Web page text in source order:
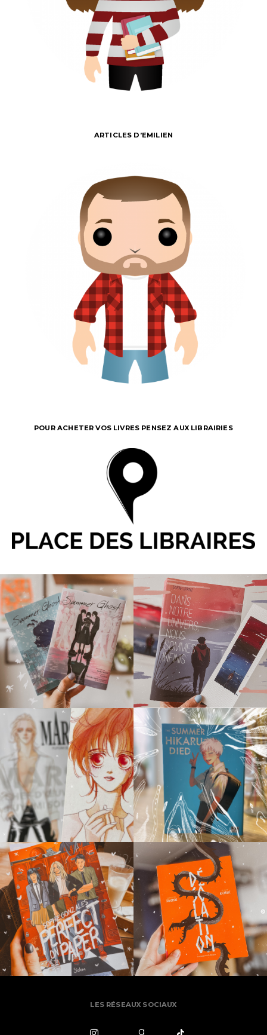
ARTICLES D’EMILIEN
POUR ACHETER VOS LIVRES PENSEZ AUX LIBRAIRIES
LES RÉSEAUX SOCIAUX